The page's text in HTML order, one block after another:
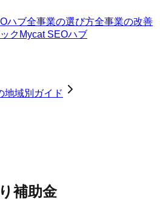
ハブ全事業の選び方全事業の改善
ク Mycat SEOハブ
地域別ガイド
補助金